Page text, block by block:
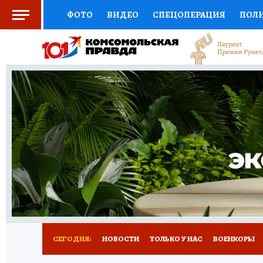
ФОТО ВИДЕО СПЕЦОПЕРАЦИЯ
СОЦПОДДЕРЖКА НАУКА СПОРТ
ВЫБОР ЭКСПЕРТОВ ДОКТОР
КНИЖНАЯ ПОЛКА ПРОГНОЗЫ НА СПОРТ
ПРЕСС-ЦЕНТР НЕДВИЖИМОСТЬ
РАДИО КП РЕКЛАМА ТЕСТЫ НОВОЕ
СЕГОДНЯ: НОВОСТИ ТОЛЬКО У НАС ВОЕНКОРЫ